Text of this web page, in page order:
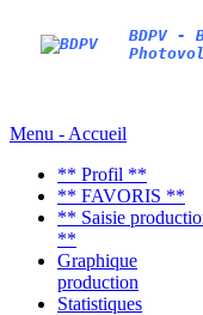
BDPV -
Menu - Accueil
** Profil **
** FAVORIS **
** Saisie
**
Graphique
production
Statistiques